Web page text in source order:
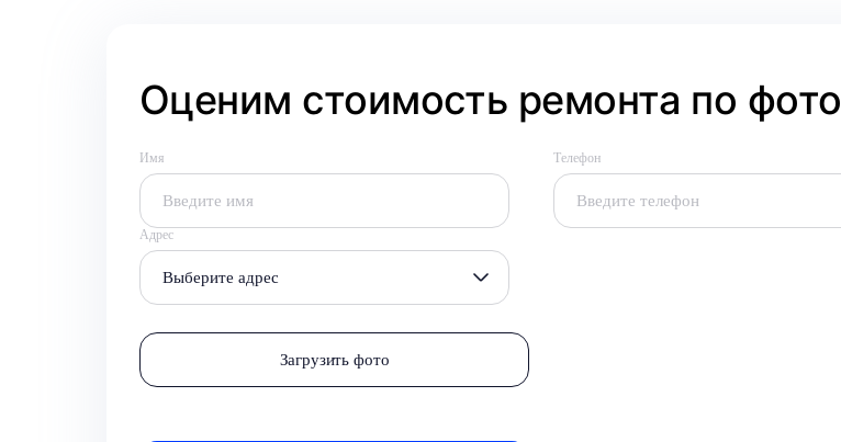
Оценим стоимость ремонта по фото
Имя Телефон
Адрес
Выберите адрес
Загрузить фото